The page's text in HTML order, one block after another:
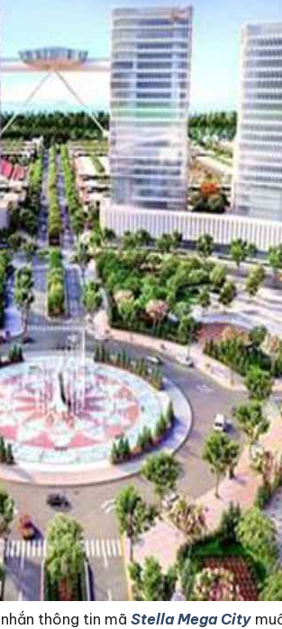
thông tin mã Stella Mega City